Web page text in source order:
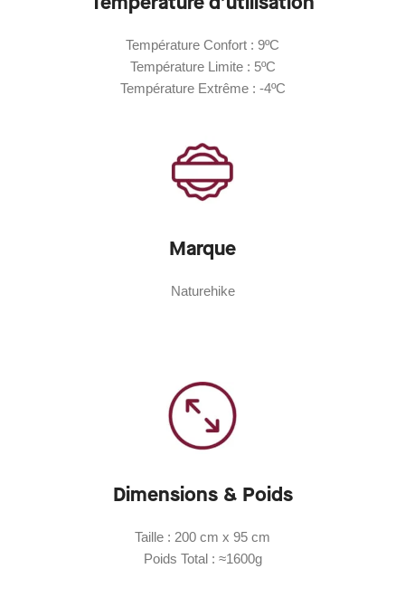
Température Confort : 9ºC
Température Limite : 5ºC
Température Extrême : -4ºC
Marque
Naturehike
Dimensions & Poids
Taille : 200 cm x 95 cm
Poids Total : ≈1600g